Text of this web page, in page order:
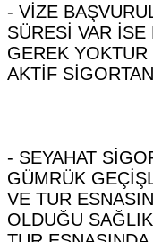
- VİZE
SÜRESİ VAR
GEREK YOKTUR
AKTİF
- SEYAHAT
GÜMRÜK
VE TUR
OLDUĞU